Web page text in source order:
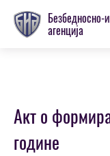
Пребаци
Безбедносно-
агенција
Акт о
године